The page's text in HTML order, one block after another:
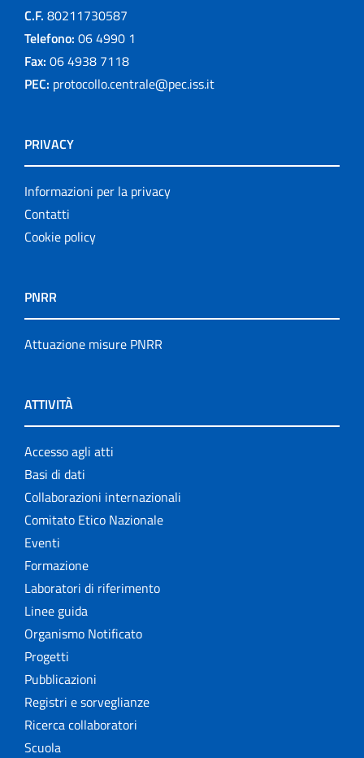
C.F. 80211730587
Telefono: 06 4990 1
Fax: 06 4938 7118
PEC: protocollo.centrale@pec.iss.it
PRIVACY
Informazioni per la privacy
Contatti
Cookie policy
PNRR
Attuazione misure PNRR
ATTIVITÀ
Accesso agli atti
Basi di dati
Collaborazioni internazionali
Comitato Etico Nazionale
Eventi
Formazione
Laboratori di riferimento
Linee guida
Organismo Notificato
Progetti
Pubblicazioni
Registri e sorveglianze
Ricerca collaboratori
Scuola